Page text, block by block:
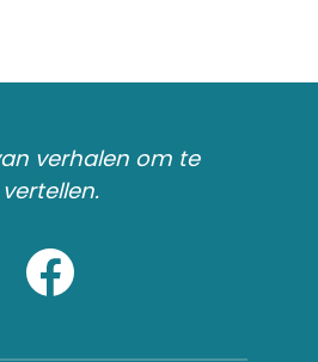
verhalen om te
vertellen.